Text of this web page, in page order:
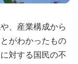
、産業構成から
がわかったもの
対する国民の不